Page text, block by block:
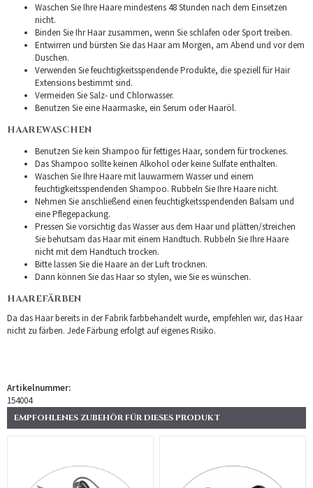
Waschen Sie Ihre Haare mindestens 48 Stunden nach dem Einsetzen
nicht.
Binden Sie Ihr Haar zusammen, wenn Sie schlafen oder Sport treiben.
Entwirren und bürsten Sie das Haar am Morgen, am Abend und vor dem
Duschen.
Verwenden Sie feuchtigkeitsspendende Produkte, die speziell für Hair
Extensions bestimmt sind.
Vermeiden Sie Salz- und Chlorwasser.
Benutzen Sie eine Haarmaske, ein Serum oder Haaröl.
HAAREWASCHEN
Benutzen Sie kein Shampoo für fettiges Haar, sondern für trockenes.
Das Shampoo sollte keinen Alkohol oder keine Sulfate enthalten.
Waschen Sie Ihre Haare mit lauwarmem Wasser und einem
feuchtigkeitsspendenden Shampoo. Rubbeln Sie Ihre Haare nicht.
Nehmen Sie anschließend einen feuchtigkeitsspendenden Balsam und
eine Pflegepackung.
Pressen Sie vorsichtig das Wasser aus dem Haar und plätten/streichen
Sie behutsam das Haar mit einem Handtuch. Rubbeln Sie Ihre Haare
nicht mit dem Handtuch trocken.
Bitte lassen Sie die Haare an der Luft trocknen.
Dann können Sie das Haar so stylen, wie Sie es wünschen.
HAAREFÄRBEN
Da das Haar bereits in der Fabrik farbbehandelt wurde, empfehlen wir, das Haar
nicht zu färben. Jede Färbung erfolgt auf eigenes Risiko.
Artikelnummer:
154004
EMPFOHLENES ZUBEHÖR FÜR DIESES PRODUKT